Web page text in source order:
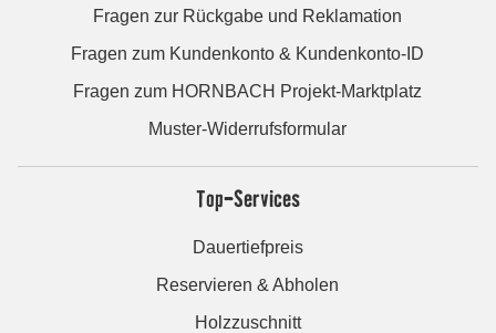
Fragen zur Rückgabe und Reklamation
Fragen zum Kundenkonto & Kundenkonto-ID
Fragen zum HORNBACH Projekt-Marktplatz
Muster-Widerrufsformular
Top-Services
Dauertiefpreis
Reservieren & Abholen
Holzzuschnitt